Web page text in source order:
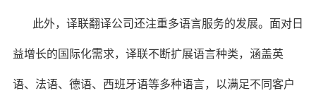
此外，译联翻译公司还注重多语言服务的发展。面对日
益增长的国际化需求，译联不断扩展语言种类，涵盖英
语、法语、德语、西班牙语等多种语言，以满足不同客户